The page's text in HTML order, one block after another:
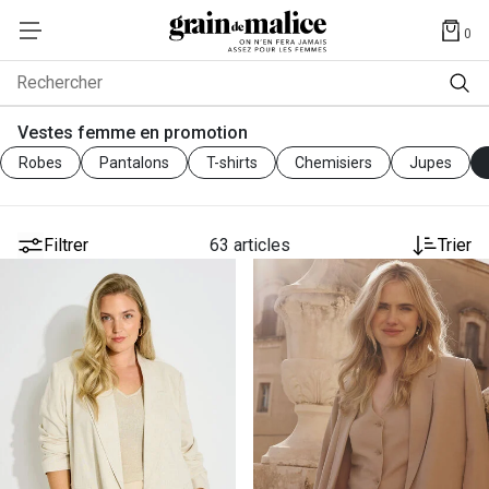
0
Rechercher
Vestes femme en promotion
Robes Pantalons T-shirts Chemisiers Jupes
Filtrer 63 articles Trier